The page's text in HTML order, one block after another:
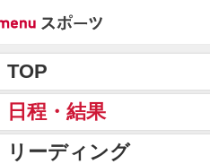
TOP
日程・結果
リーディング